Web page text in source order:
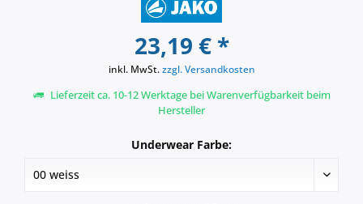
23,19 € *
inkl. MwSt.zzgl. Versandkosten
Lieferzeit ca. 10-12 Werktage bei Warenverfügbarkeit beim
Hersteller
Underwear Farbe: